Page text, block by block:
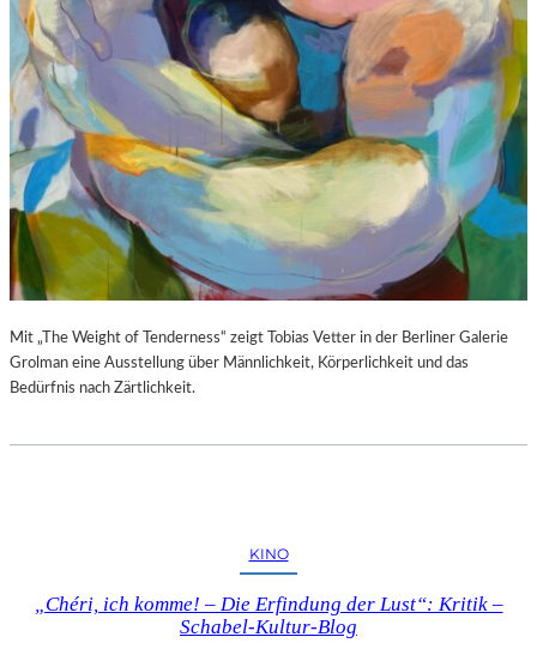
Mit „The Weight of Tenderness“ zeigt Tobias Vetter in der Berliner Galerie
Grolman eine Ausstellung über Männlichkeit, Körperlichkeit und das
Bedürfnis nach Zärtlichkeit.
KINO
„Chéri, ich komme! – Die Erfindung der Lust“: Kritik –
Schabel-Kultur-Blog